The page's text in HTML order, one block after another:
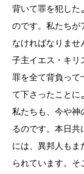
背いて罪を犯した
のです。私たちが
なければなりませ
子主イエス・キリ
罪を全て背負って
て下さったことに
私たちも、今や神
るのです。本日共
には、異邦人もま
られています。